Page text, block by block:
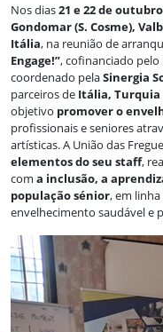
Nos dias21 e 22 de
Gondomar (S. Cosme),
Itália, na reunião de
Engage!”, cofinanciado pelo
coordenado pelaSinergia
parceiros de Itália, Turquia
objetivo promover o
profissionais e seniores
artísticas. A União das
elementos do seu staff,
com a inclusão, a
população sénior, em
envelhecimento saudável e